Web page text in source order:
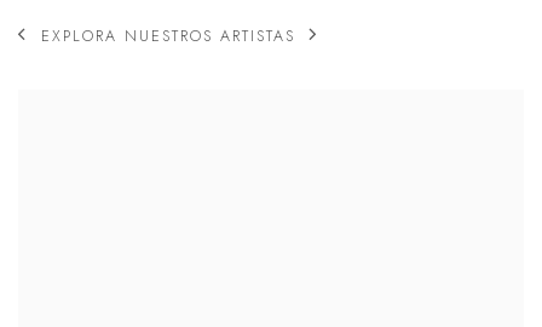
EXPLORA NUESTROS ARTISTAS